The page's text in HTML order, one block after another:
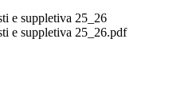
e suppletiva 25_26
e suppletiva 25_26.pdf